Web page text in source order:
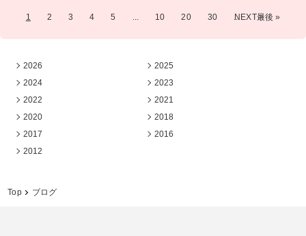
1 2 3 4 5 ... 10 20 30 ...
NEXT >最後 »
2026
2025
2024
2023
2022
2021
2020
2018
2017
2016
2012
Top ブログ